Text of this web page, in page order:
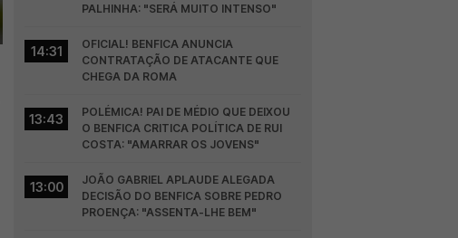
PALHINHA: "SERÁ MUITO INTENSO"
14:31
OFICIAL! BENFICA ANUNCIA
CONTRATAÇÃO DE ATACANTE QUE
CHEGA DA ROMA
13:43
POLÉMICA! PAI DE MÉDIO QUE DEIXOU
O BENFICA CRITICA POLÍTICA DE RUI
COSTA: "AMARRAR OS JOVENS"
13:00
JOÃO GABRIEL APLAUDE ALEGADA
DECISÃO DO BENFICA SOBRE PEDRO
PROENÇA: "ASSENTA-LHE BEM"